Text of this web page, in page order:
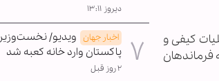
کیفی و
فرماندهان
دیروز ۱۳:۱۱
اخبار جهان ویدیو/ نخست‌وزیر
پاکستان وارد خانه کعبه شد
۲ روز قبل